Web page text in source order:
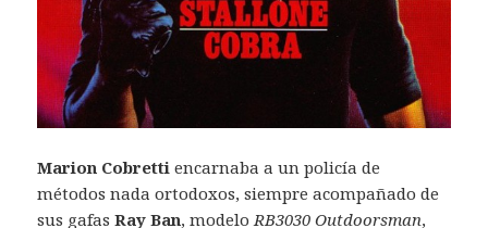
Marion Cobretti encarnaba a un policía de
métodos nada ortodoxos, siempre acompañado de
sus gafasRay Ban, modeloRB3030 Outdoorsman,